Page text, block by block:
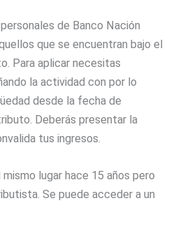
de Banco Nación
que se encuentran bajo el
Para aplicar necesitas
la actividad con por lo
desde la fecha de
Deberás presentar la
tus ingresos.
lugar hace 15 años pero
Se puede acceder a un